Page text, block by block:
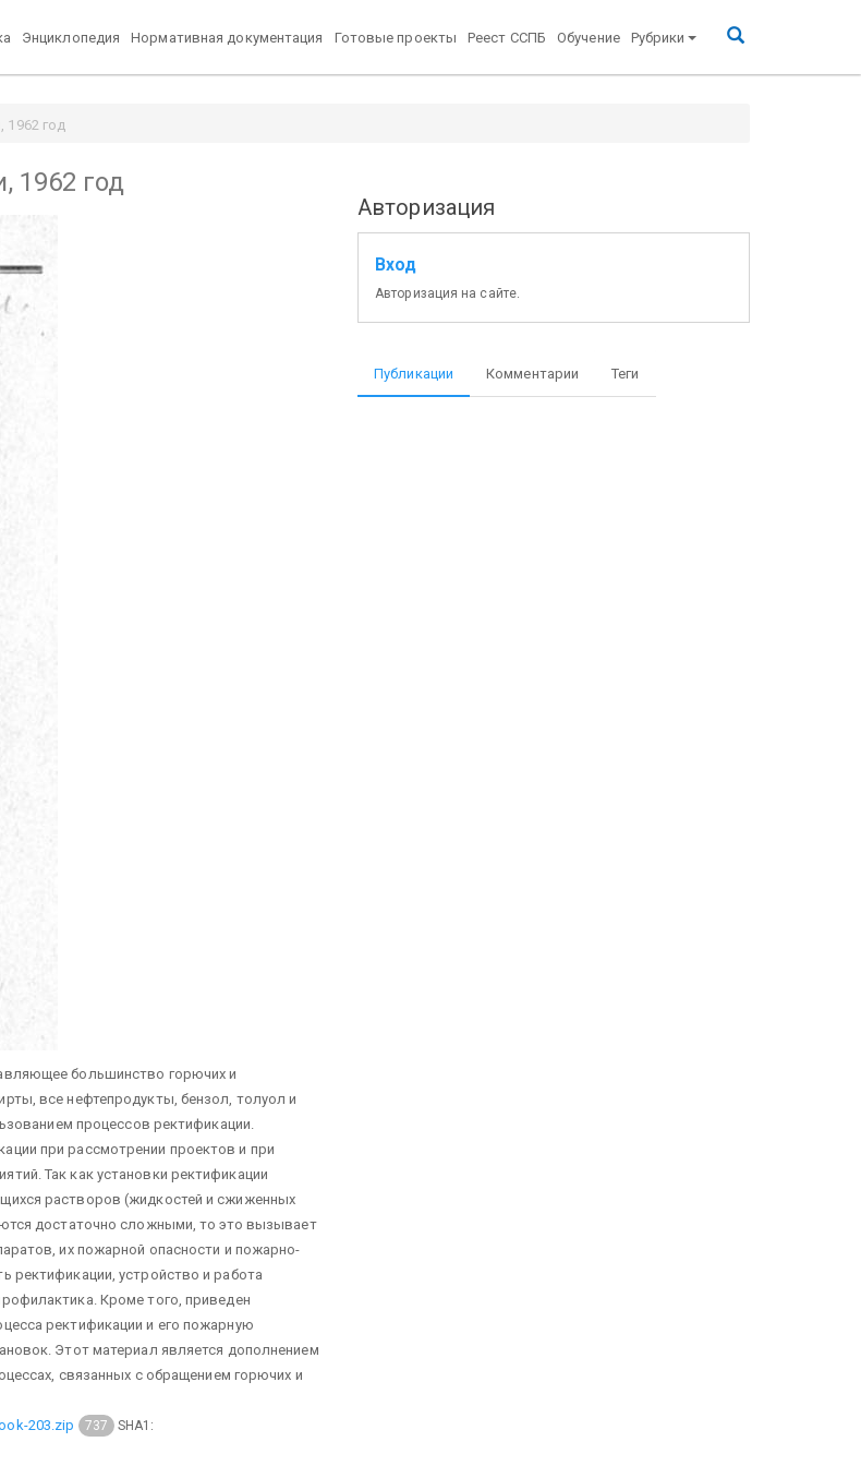
Энциклопедия Нормативная документация Готовые проекты Реест ССПБ Обучение Рубрики
1962 год
1962 год
большинство горючих и
все нефтепродукты, бензол, толуол и
процессов ректификации.
при рассмотрении проектов и при
Так как установки ректификации
растворов (жидкостей и сжиженных
достаточно сложными, то это вызывает
их пожарной опасности и пожарно-
ректификации, устройство и работа
Кроме того, приведен
ректификации и его пожарную
Этот материал является дополнением
связанных с обращением горючих и
203.zip 737
SHA1:
Авторизация
Вход
Авторизация на сайте.
Публикации Комментарии Теги